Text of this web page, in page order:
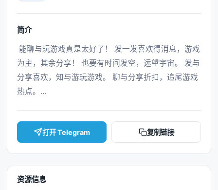
简介
为主，其余分享！ 也要有时间发空，远望宇宙。 发与
分享喜欢，知与游玩游戏。 聊与分享折扣，追尾游戏
热点。...
打开 Telegram 复制链接
资源信息